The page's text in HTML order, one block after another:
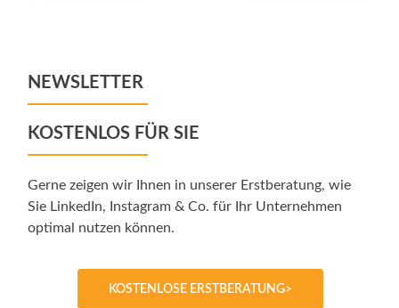
NEWSLETTER
KOSTENLOS FÜR SIE
Gerne zeigen wir Ihnen in unserer Erstberatung, wie
Sie LinkedIn, Instagram & Co. für Ihr Unternehmen
optimal nutzen können.
KOSTENLOSE ERSTBERATUNG>